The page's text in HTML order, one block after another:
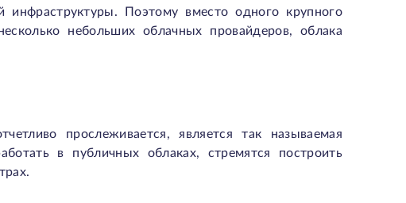
Поэтому вместо одного крупного
небольших облачных провайдеров, облака
прослеживается, является так называемая
в публичных облаках, стремятся построить